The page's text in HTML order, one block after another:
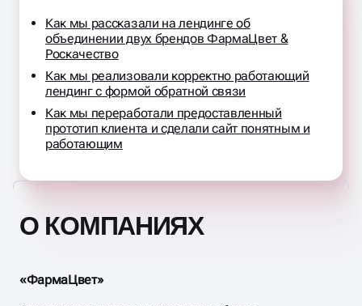
Как мы рассказали на лендинге об
объединении двух брендов ФармаЦвет &
Роскачество
Как мы реализовали корректно работающий
лендинг с формой обратной связи
Как мы переработали предоставленный
прототип клиента и сделали сайт понятным и
работающим
О КОМПАНИЯХ
«ФармаЦвет»